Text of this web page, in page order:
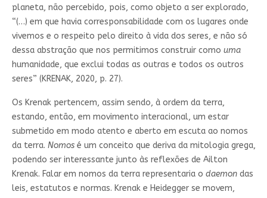
planeta, não percebido, pois, como objeto a ser explorado,
“(…) em que havia corresponsabilidade com os lugares onde
vivemos e o respeito pelo direito à vida dos seres, e não só
dessa abstração que nos permitimos construir como uma
humanidade, que exclui todas as outras e todos os outros
seres” (KRENAK, 2020, p. 27).
Os Krenak pertencem, assim sendo, à ordem da terra,
estando, então, em movimento interacional, um estar
submetido em modo atento e aberto em escuta ao nomos
da terra. Nomosé um conceito que deriva da mitologia grega,
podendo ser interessante junto às reflexões de Ailton
Krenak. Falar em nomos da terra representaria o daemon das
leis, estatutos e normas. Krenak e Heidegger se movem,